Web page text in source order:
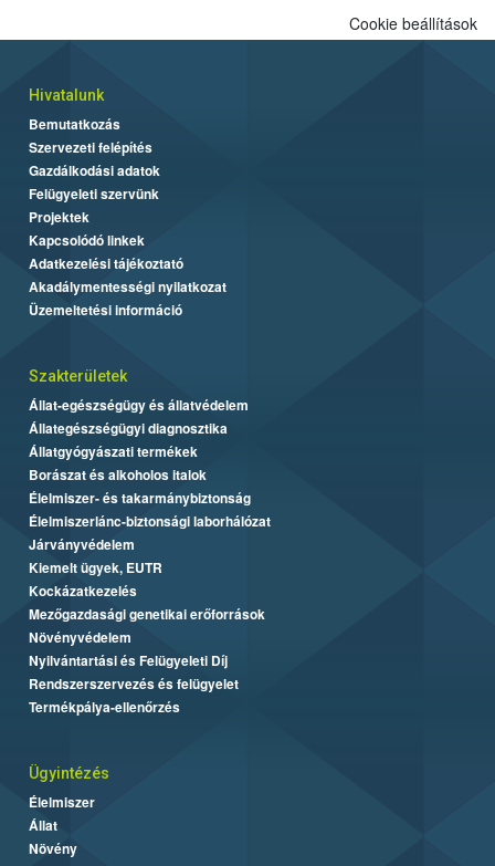
Cookie beállítások
Hivatalunk
Bemutatkozás
Szervezeti felépítés
Gazdálkodási adatok
Felügyeleti szervünk
Projektek
Kapcsolódó linkek
Adatkezelési tájékoztató
Akadálymentességi nyilatkozat
Üzemeltetési információ
Szakterületek
Állat-egészségügy és állatvédelem
Állategészségügyi diagnosztika
Állatgyógyászati termékek
Borászat és alkoholos italok
Élelmiszer- és takarmánybiztonság
Élelmiszerlánc-biztonsági laborhálózat
Járványvédelem
Kiemelt ügyek, EUTR
Kockázatkezelés
Mezőgazdasági genetikai erőforrások
Növényvédelem
Nyilvántartási és Felügyeleti Díj
Rendszerszervezés és felügyelet
Termékpálya-ellenőrzés
Ügyintézés
Élelmiszer
Állat
Növény